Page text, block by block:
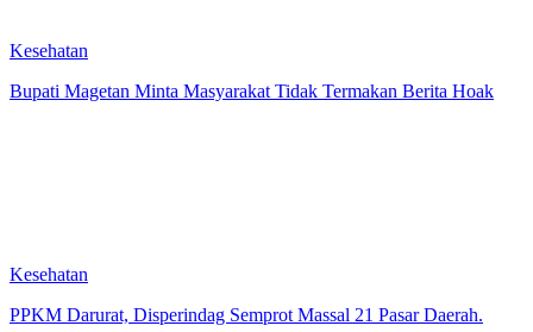
Kesehatan
Bupati Magetan Minta Masyarakat Tidak Termakan Berita Hoak
Kesehatan
PPKM Darurat, Disperindag Semprot Massal 21 Pasar Daerah.